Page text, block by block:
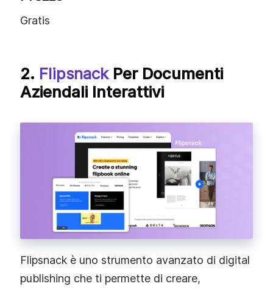
Gratis
2. FlipsnackPer Documenti
Aziendali Interattivi
Flipsnack è uno strumento avanzato di digital
publishing che ti permette di creare,